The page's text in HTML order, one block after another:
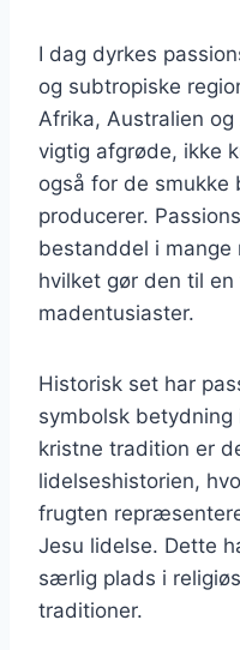
I dag dyrkes
og subtropiske
Afrika, Australien
vigtig afgrøde, ikke
også for de smukke
producerer.
bestanddel i mange
hvilket gør den til
madentusiaster.
Historisk set har
symbolsk betydning
kristne tradition er
lidelseshistorien,
frugten
Jesu lidelse. Dette
særlig plads i
traditioner.